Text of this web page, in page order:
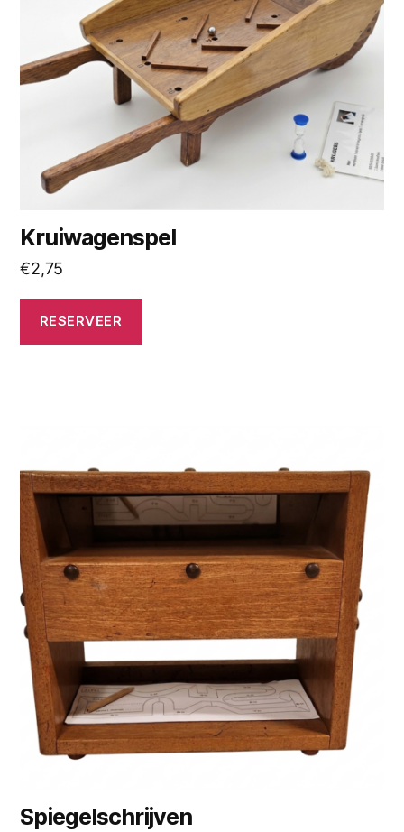
Kruiwagenspel
€2,75
RESERVEER
Spiegelschrijven